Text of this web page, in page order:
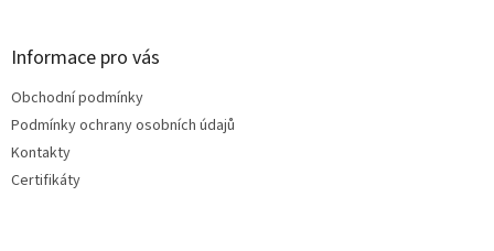
Informace pro vás
Obchodní podmínky
Podmínky ochrany osobních údajů
Kontakty
Certifikáty